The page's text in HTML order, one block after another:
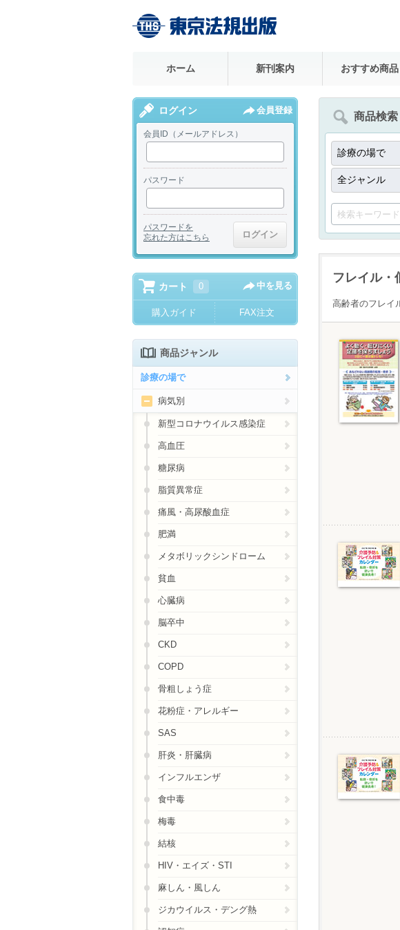
ホーム 新刊案内 おすすめ商品
商品検索
フレイル・
高齢者のフレイ
ログイン 会員登録
会員ID（メールアドレス）
パスワード
パスワードを
忘れた方はこちら
カート 0 中を見る
購入ガイド FAX注文
商品ジャンル
診療の場で
病気別
新型コロナウイルス感染症
高血圧
糖尿病
脂質異常症
痛風・高尿酸血症
肥満
メタボリックシンドローム
貧血
心臓病
脳卒中
CKD
COPD
骨粗しょう症
花粉症・アレルギー
SAS
肝炎・肝臓病
インフルエンザ
食中毒
梅毒
結核
HIV・エイズ・STI
麻しん・風しん
ジカウイルス・デング熱